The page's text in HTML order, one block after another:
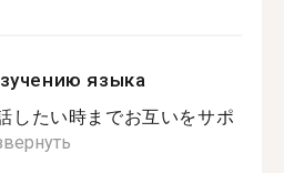
языка
したい時までお互いをサポ